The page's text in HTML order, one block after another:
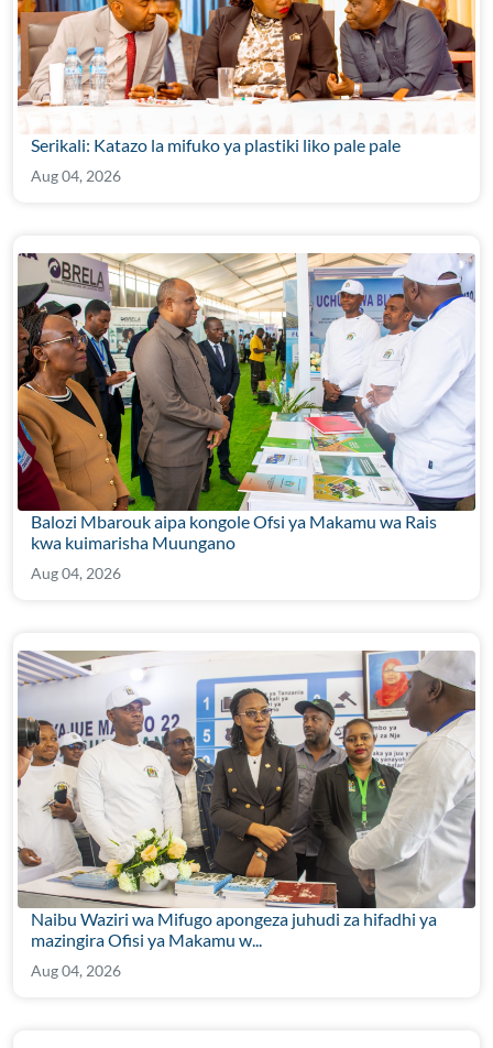
Serikali: Katazo la mifuko ya plastiki liko pale pale
Aug 04, 2026
Balozi Mbarouk aipa kongole Ofsi ya Makamu wa Rais
kwa kuimarisha Muungano
Aug 04, 2026
Naibu Waziri wa Mifugo apongeza juhudi za hifadhi ya
mazingira Ofisi ya Makamu w...
Aug 04, 2026